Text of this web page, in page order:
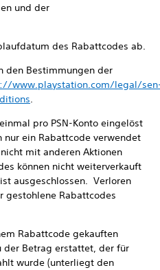
und der
des Rabattcodes ab.
den Bestimmungen der
www.playstation.com/legal/
.
pro PSN-Konto eingelöst
nur ein Rabattcode verwendet
mit anderen Aktionen
können nicht weiterverkauft
ausgeschlossen. Verloren
gestohlene Rabattcodes
Rabattcode gekauften
der Betrag erstattet, der für
wurde (unterliegt den